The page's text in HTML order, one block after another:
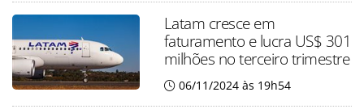
Latam cresce em
faturamento e lucra US$ 301
milhões no terceiro trimestre
06/11/2024 às 19h54